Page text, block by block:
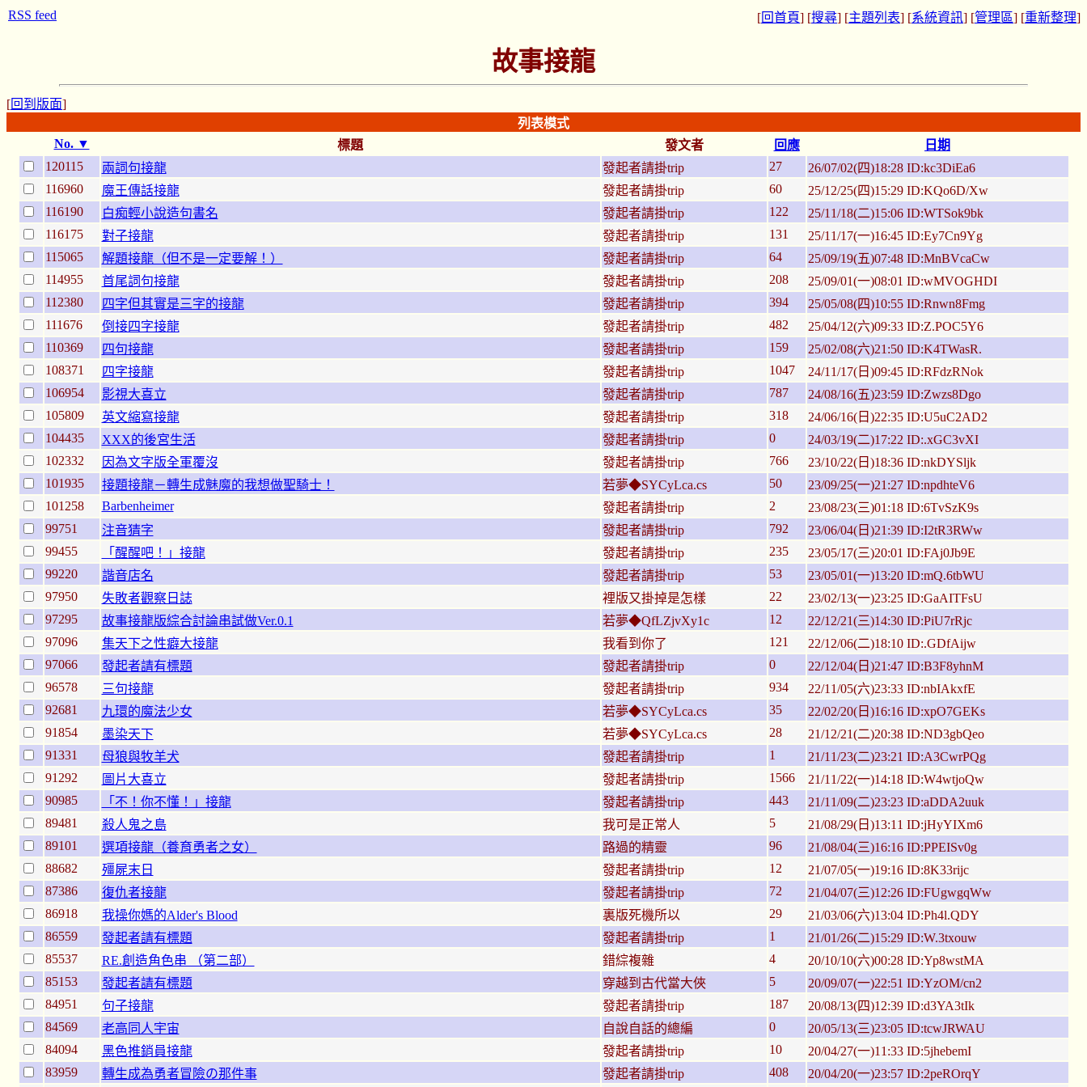
[回首頁] [搜尋] [主題列表] [系統資訊] [管理區] [重新整理]
故事接龍
[回到版面]
列表模式
No. ▼
標題 發文者 回應
日期
120115
兩詞句接龍 發起者請掛trip 27
26/07/02(四)18:28 ID:kc3DiEa6
116960
魔王傳話接龍 發起者請掛trip 60
25/12/25(四)15:29 ID:KQo6D/Xw
116190
白痴輕小說造句書名 發起者請掛trip 122
25/11/18(二)15:06 ID:WTSok9bk
116175
對子接龍 發起者請掛trip 131
25/11/17(一)16:45 ID:Ey7Cn9Yg
115065
解題接龍（但不是一定要解！） 發起者請掛trip 64
25/09/19(五)07:48 ID:MnBVcaCw
114955
首尾詞句接龍 發起者請掛trip 208
25/09/01(一)08:01 ID:wMVOGHDI
112380
四字但其實是三字的接龍 發起者請掛trip 394
25/05/08(四)10:55 ID:Rnwn8Fmg
111676
倒接四字接龍 發起者請掛trip 482
25/04/12(六)09:33 ID:Z.POC5Y6
110369
四句接龍 發起者請掛trip 159
25/02/08(六)21:50 ID:K4TWasR.
108371
四字接龍 發起者請掛trip 1047
24/11/17(日)09:45 ID:RFdzRNok
106954
影視大喜立 發起者請掛trip 787
24/08/16(五)23:59 ID:Zwzs8Dgo
105809
英文縮寫接龍 發起者請掛trip 318
24/06/16(日)22:35 ID:U5uC2AD2
104435
XXX的後宮生活 發起者請掛trip 0
24/03/19(二)17:22 ID:.xGC3vXI
102332
因為文字版全軍覆沒 發起者請掛trip 766
23/10/22(日)18:36 ID:nkDYSljk
101935
接題接龍－轉生成魅魔的我想做聖騎士！ 若夢◆SYCyLca.cs 50
23/09/25(一)21:27 ID:npdhteV6
101258
Barbenheimer 發起者請掛trip 2
23/08/23(三)01:18 ID:6TvSzK9s
99751
注音猜字 發起者請掛trip 792
23/06/04(日)21:39 ID:I2tR3RWw
99455
「醒醒吧！」接龍 發起者請掛trip 235
23/05/17(三)20:01 ID:FAj0Jb9E
99220
諧音店名 發起者請掛trip 53
23/05/01(一)13:20 ID:mQ.6tbWU
97950
失敗者觀察日誌 裡版又掛掉是怎樣 22
23/02/13(一)23:25 ID:GaAITFsU
97295
故事接龍版綜合討論串試做Ver.0.1 若夢◆QfLZjvXy1c 12
22/12/21(三)14:30 ID:PiU7rRjc
97096
集天下之性癖大接龍 我看到你了 121
22/12/06(二)18:10 ID:.GDfAijw
97066
發起者請有標題 發起者請掛trip 0
22/12/04(日)21:47 ID:B3F8yhnM
96578
三句接龍 發起者請掛trip 934
22/11/05(六)23:33 ID:nbIAkxfE
92681
九環的魔法少女 若夢◆SYCyLca.cs 35
22/02/20(日)16:16 ID:xpO7GEKs
91854
墨染天下 若夢◆SYCyLca.cs 28
21/12/21(二)20:38 ID:ND3gbQeo
91331
母狼與牧羊犬 發起者請掛trip 1
21/11/23(二)23:21 ID:A3CwrPQg
91292
圖片大喜立 發起者請掛trip 1566
21/11/22(一)14:18 ID:W4wtjoQw
90985
「不！你不懂！」接龍 發起者請掛trip 443
21/11/09(二)23:23 ID:aDDA2uuk
89481
殺人鬼之島 我可是正常人 5
21/08/29(日)13:11 ID:jHyYIXm6
89101
選項接龍（養育勇者之女） 路過的精靈 96
21/08/04(三)16:16 ID:PPEISv0g
88682
殭屍末日 發起者請掛trip 12
21/07/05(一)19:16 ID:8K33rijc
87386
復仇者接龍 發起者請掛trip 72
21/04/07(三)12:26 ID:FUgwgqWw
86918
我操你媽的Alder's Blood 裏版死機所以 29
21/03/06(六)13:04 ID:Ph4l.QDY
86559
發起者請有標題 發起者請掛trip 1
21/01/26(二)15:29 ID:W.3txouw
85537
RE.創造角色串 （第二部） 錯綜複雜 4
20/10/10(六)00:28 ID:Yp8wstMA
85153
發起者請有標題 穿越到古代當大俠 5
20/09/07(一)22:51 ID:YzOM/cn2
84951
句子接龍 發起者請掛trip 187
20/08/13(四)12:39 ID:d3YA3tIk
84569
老高同人宇宙 自說自話的總編 0
20/05/13(三)23:05 ID:tcwJRWAU
84094
黑色推銷員接龍 發起者請掛trip 10
20/04/27(一)11:33 ID:5jhebemI
83959
轉生成為勇者冒險の那件事 發起者請掛trip 408 20/04/20(一)23:57 ID:2peROrqY
RSS feed